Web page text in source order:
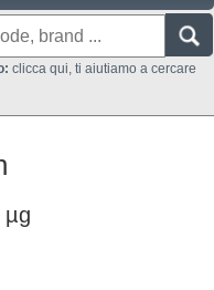
clicca qui, ti aiutiamo a cercare
µg